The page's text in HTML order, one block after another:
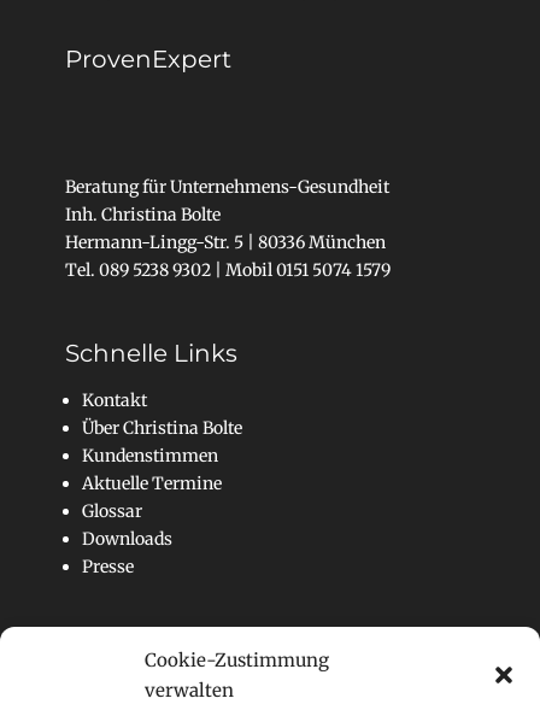
Cookie-Zustimmung
verwalten
ProvenExpert
Beratung für Unternehmens-Gesundheit
Inh. Christina Bolte
Hermann-Lingg-Str. 5 | 80336 München
Tel. 089 5238 9302 | Mobil 0151 5074 1579
Schnelle Links
Kontakt
Über Christina Bolte
Kundenstimmen
Aktuelle Termine
Glossar
Downloads
Presse